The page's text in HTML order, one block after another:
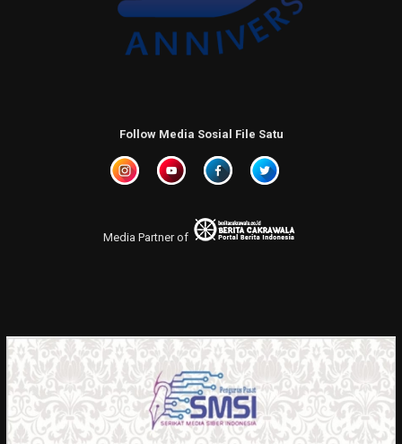
Follow Media Sosial File Satu
Media Partner of